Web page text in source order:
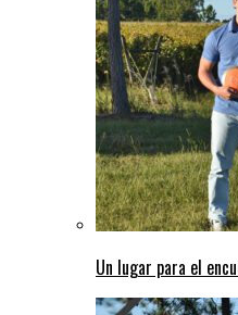
Un lugar para el